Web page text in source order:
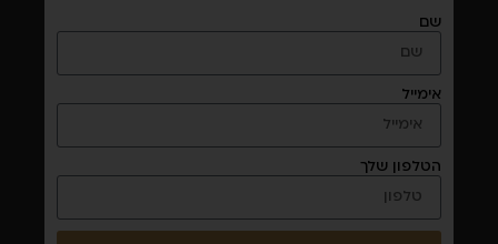
שם
אימייל
הטלפון שלך